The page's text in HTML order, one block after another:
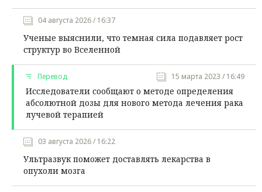
04 августа 2026 / 16:37
Ученые выяснили, что темная сила подавляет рост
структур во Вселенной
Перевод 15 марта 2023 / 16:49
Исследователи сообщают о методе определения
абсолютной дозы для нового метода лечения рака
лучевой терапией
03 августа 2026 / 16:22
Ультразвук поможет доставлять лекарства в
опухоли мозга